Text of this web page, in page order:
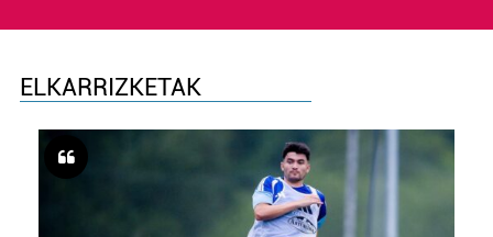
ELKARRIZKETAK